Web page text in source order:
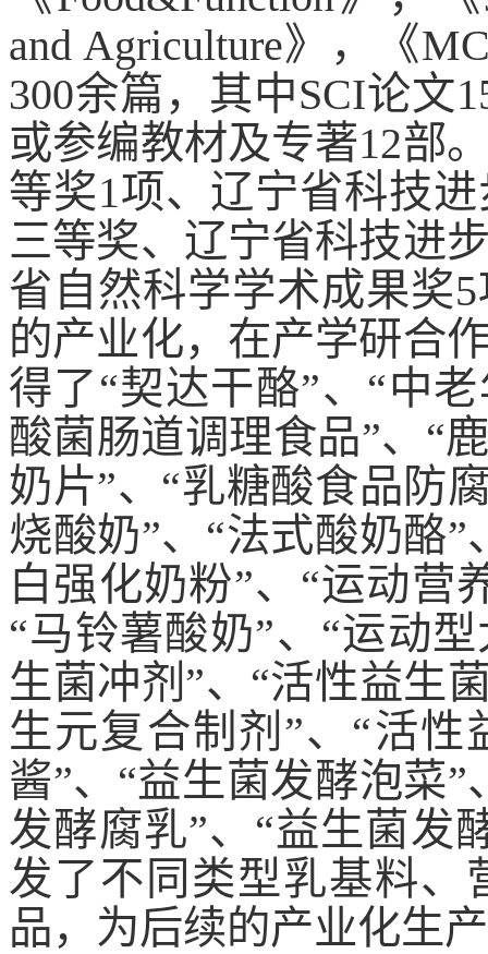
and Agriculture》，《
300余篇，其中SCI论文
或参编教材及专著12部
等奖1项、辽宁省科技
三等奖、辽宁省科技进
省自然科学学术成果奖
的产业化，在产学研合
得了“契达干酪”、“中
酸菌肠道调理食品”、“
奶片”、“乳糖酸食品防
烧酸奶”、“法式酸奶酪
白强化奶粉”、“运动营
“马铃薯酸奶”、“运动
生菌冲剂”、“活性益生
生元复合制剂”、“活性
酱”、“益生菌发酵泡菜
发酵腐乳”、“益生菌发
发了不同类型乳基料、
品，为后续的产业化生